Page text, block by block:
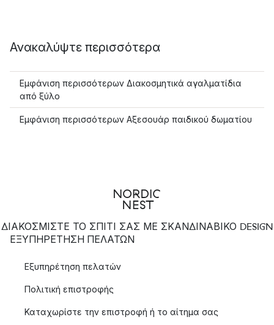
Ανακαλύψτε περισσότερα
Εμφάνιση περισσότερων Διακοσμητικά αγαλματίδια
από ξύλο
Εμφάνιση περισσότερων Αξεσουάρ παιδικού δωματίου
ΔΙΑΚΟΣΜΙΣΤΕ ΤΟ ΣΠΙΤΙ ΣΑΣ ΜΕ ΣΚΑΝΔΙΝΑΒΙΚΟ DESIGN
ΕΞΥΠΗΡΈΤΗΣΗ ΠΕΛΑΤΏΝ
Εξυπηρέτηση πελατών
Πολιτική επιστροφής
Καταχωρίστε την επιστροφή ή το αίτημα σας